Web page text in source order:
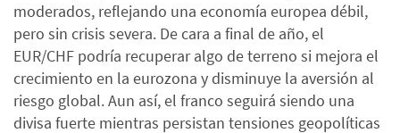
moderados, reflejando una economía europea débil,
pero sin crisis severa. De cara a final de año, el
EUR/CHF podría recuperar algo de terreno si mejora el
crecimiento en la eurozona y disminuye la aversión al
riesgo global. Aun así, el franco seguirá siendo una
divisa fuerte mientras persistan tensiones geopolíticas